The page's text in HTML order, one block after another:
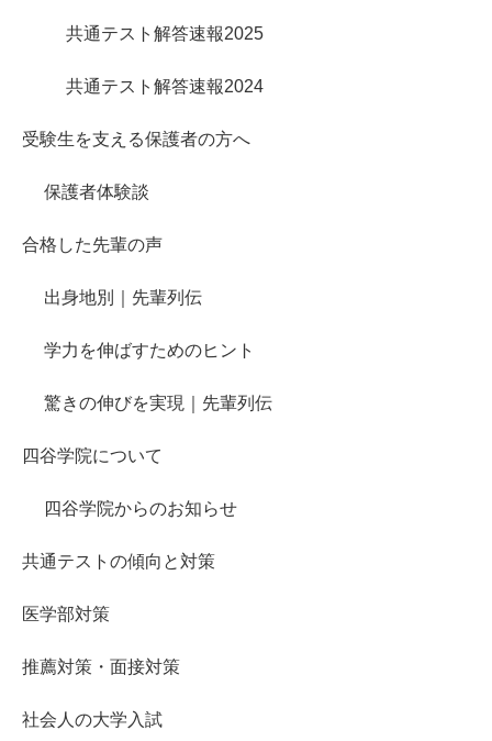
共通テスト解答速報2025
共通テスト解答速報2024
受験生を支える保護者の方へ
保護者体験談
合格した先輩の声
出身地別｜先輩列伝
学力を伸ばすためのヒント
驚きの伸びを実現｜先輩列伝
四谷学院について
四谷学院からのお知らせ
共通テストの傾向と対策
医学部対策
推薦対策・面接対策
社会人の大学入試